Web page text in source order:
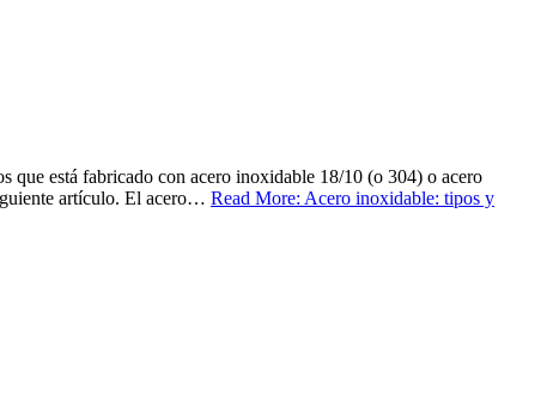
que está fabricado con acero inoxidable 18/10 (o 304) o acero
artículo. El acero… Read More: Acero inoxidable: tipos y